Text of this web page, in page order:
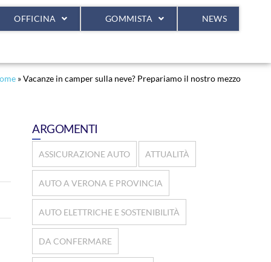
OFFICINA GOMMISTA NEWS
»Vacanze in camper sulla neve? Prepariamo il nostro mezzo
ARGOMENTI
ASSICURAZIONE AUTO ATTUALITÀ
AUTO A VERONA E PROVINCIA
AUTO ELETTRICHE E SOSTENIBILITÀ
DA CONFERMARE